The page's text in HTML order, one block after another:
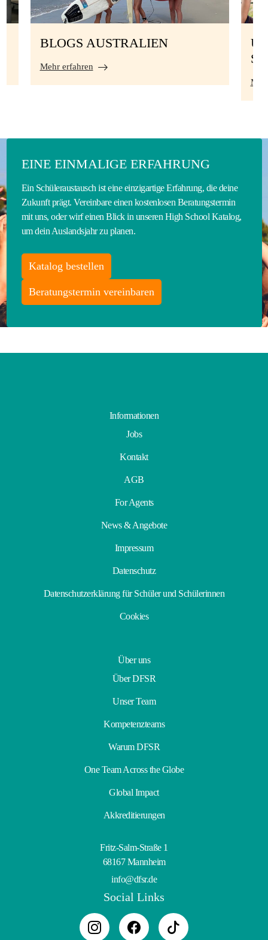
BLOGS AUSTRALIEN
Mehr erfahren
EINE EINMALIGE ERFAHRUNG
Ein Schüleraustausch ist eine einzigartige Erfahrung, die deine
Zukunft prägt. Vereinbare einen kostenlosen Beratungstermin
mit uns, oder wirf einen Blick in unseren High School Katalog,
um dein Auslandsjahr zu planen.
Katalog bestellen
Beratungstermin vereinbaren
Informationen
Jobs
Kontakt
AGB
For Agents
News & Angebote
Impressum
Datenschutz
Datenschutzerklärung für Schüler und Schülerinnen
Cookies
Über uns
Über DFSR
Unser Team
Kompetenzteams
Warum DFSR
One Team Across the Globe
Global Impact
Akkreditierungen
Fritz-Salm-Straße 1
68167 Mannheim
info@dfsr.de
Social Links